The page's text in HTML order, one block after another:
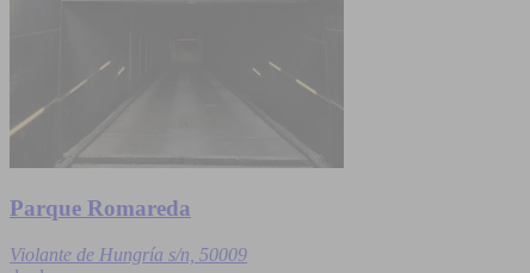
Parque Romareda
Violante de Hungría s/n, 50009